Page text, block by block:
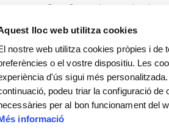
lloc web utilitza cookies
nostre web utilitza cookies pròpies i
o el vostre dispositiu. Les
d'ús sigui més
podeu triar la configuració
per al bon funcionament del
informació
Sant Sever donant almoina